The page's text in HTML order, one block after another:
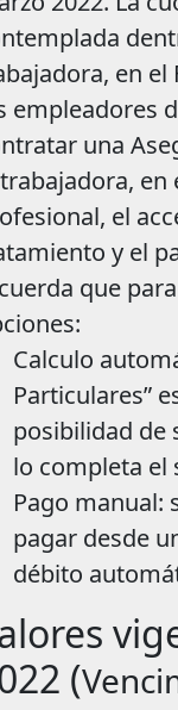
en el
empleadores
una
el
y el
que
Calculo
Particulares”
posibilidad de
lo completa el
Pago manual:
pagar desde
débito
(